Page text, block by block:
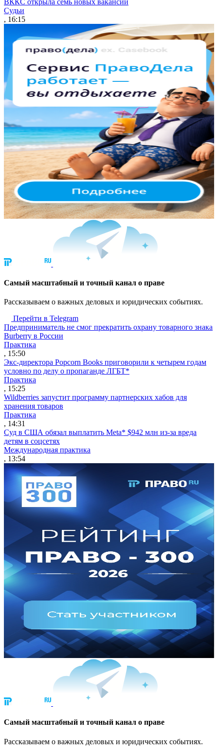
Судьи
, 16:15
Cамый масштабный и точный канал о праве
Рассказываем о важных деловых и юридических событиях.
Перейти в Telegram
Предприниматель не смог прекратить охрану товарного знака
Burberry в России
Практика
, 15:50
Экс-директора Popcorn Books приговорили к четырем годам
условно по делу о пропаганде ЛГБТ*
Практика
, 15:25
Wildberries запустит программу партнерских хабов для
хранения товаров
Практика
, 14:31
Суд в США обязал выплатить Meta* $942 млн из-за вреда
детям в соцсетях
Международная практика
, 13:54
Cамый масштабный и точный канал о праве
Рассказываем о важных деловых и юридических событиях.